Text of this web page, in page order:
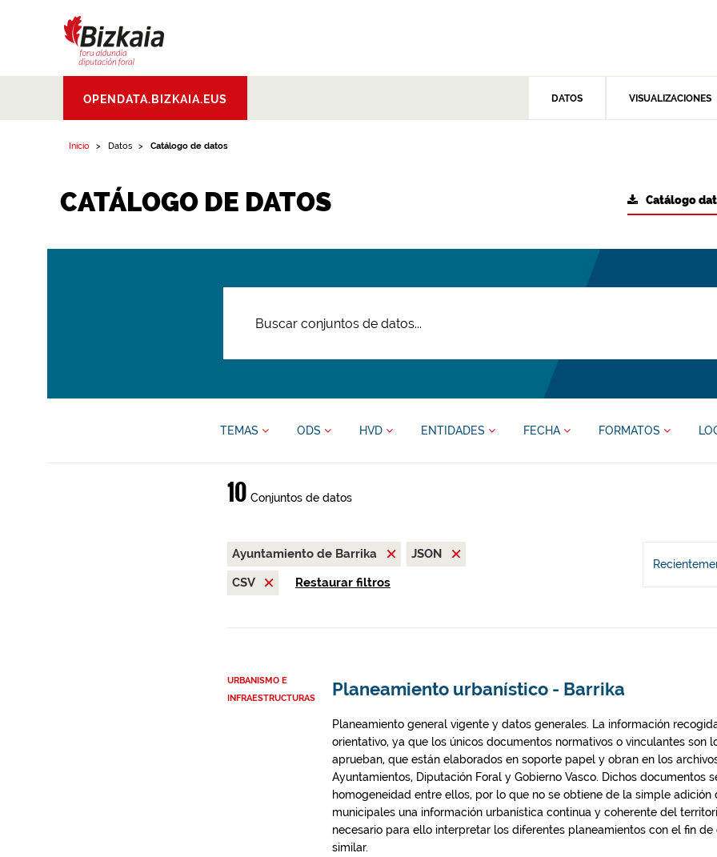
Aldundia.Diputacion
Foral de Bizkaia
OPENDATA.BIZKAIA.EUS DATOS VISUALIZACIONES
Inicio Datos Catálogo de datos
CATÁLOGO DE DATOS Catálogo
TEMAS ODS HVD ENTIDADES FECHA FORMATOS
10 Conjuntos de datos
Ayuntamiento de Barrika
JSON
CSV
Restaurar filtros
URBANISMO E
INFRAESTRUCTURAS
Planeamiento urbanístico - Barrika
Planeamiento general vigente y datos generales. La información
orientativo, ya que los únicos documentos normativos o vinculantes son
aprueban, que están elaborados en soporte papel y obran en los
Ayuntamientos, Diputación Foral y Gobierno Vasco. Dichos documentos
homogeneidad entre ellos, por lo que no se obtiene de la simple adición
municipales una información urbanística continua y coherente del
necesario para ello interpretar los diferentes planeamientos con el fin
similar.